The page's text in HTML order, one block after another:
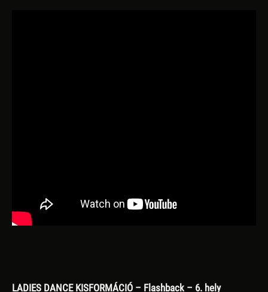
LADIES DANCE KISFORMÁCIÓ – Flashback – 6. hely